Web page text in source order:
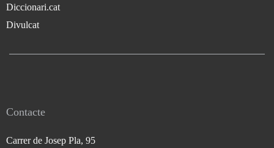
Diccionari.cat
Divulcat
Contacte
Carrer de Josep Pla, 95